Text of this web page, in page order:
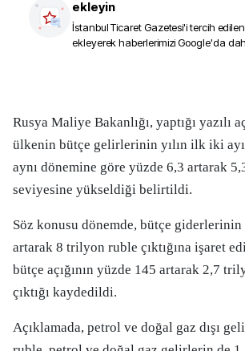
ekleyin
İstanbul Ticaret Gazetesi'i tercih
ekleyerek haberlerimizi Google'da
Rusya Maliye Bakanlığı, yaptığı yazılı açıklamada,
ülkenin bütçe gelirlerinin yılın ilk iki
aynı dönemine göre yüzde 6,3 artarak
seviyesine yükseldiği belirtildi.
Söz konusu dönemde, bütçe giderlerinin
artarak 8 trilyon ruble çıktığına işaret
bütçe açığının yüzde 145 artarak 2,7
çıktığı kaydedildi.
Açıklamada, petrol ve doğal gaz dışı